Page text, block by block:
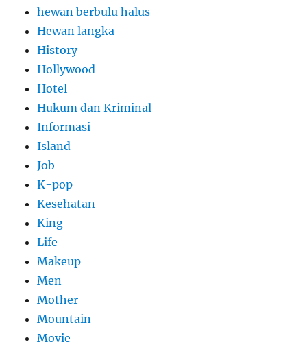
hewan berbulu halus
Hewan langka
History
Hollywood
Hotel
Hukum dan Kriminal
Informasi
Island
Job
K-pop
Kesehatan
King
Life
Makeup
Men
Mother
Mountain
Movie